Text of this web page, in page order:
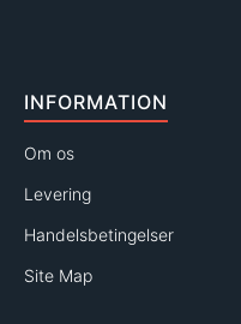
INFORMATION
Om os
Levering
Handelsbetingelser
Site Map